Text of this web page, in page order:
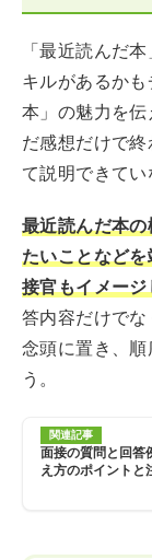
「最近読んだ
キルがあるか
本」の魅力を
だ感想だけで
て説明できてい
最近読んだ本
たいことなど
接官もイメー
答内容だけで
念頭に置き、
う。
関連記事
面接の質問と回答
え方のポイントと